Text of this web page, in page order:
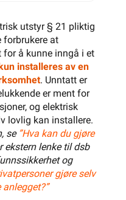
utstyr § 21 pliktig
forbrukere at
å kunne inngå i et
installeres av en
. Unntatt er
er ment for
og elektrisk
lovlig kan installere.
se ”Hva kan du gjøre
ekstern lenke til dsb
og
gjøre selv